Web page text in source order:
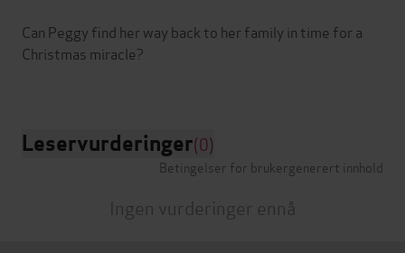
Can Peggy find her way back to her family in time for a
Christmas miracle?
Leservurderinger(0)
Betingelser for brukergenerert innhold
Ingen vurderinger ennå